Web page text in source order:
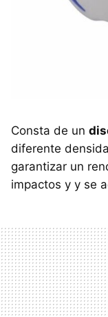
Consta de un
diferente
garantizar un
impactos y y se